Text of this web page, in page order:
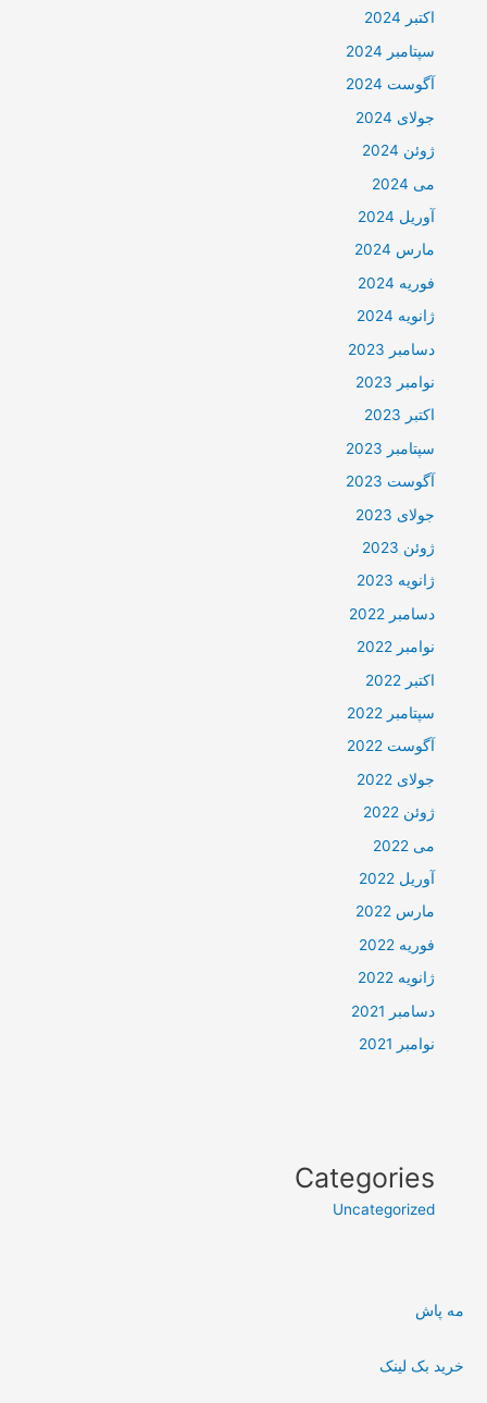
اکتبر 2024
سپتامبر 2024
آگوست 2024
جولای 2024
ژوئن 2024
می 2024
آوریل 2024
مارس 2024
فوریه 2024
ژانویه 2024
دسامبر 2023
نوامبر 2023
اکتبر 2023
سپتامبر 2023
آگوست 2023
جولای 2023
ژوئن 2023
ژانویه 2023
دسامبر 2022
نوامبر 2022
اکتبر 2022
سپتامبر 2022
آگوست 2022
جولای 2022
ژوئن 2022
می 2022
آوریل 2022
مارس 2022
فوریه 2022
ژانویه 2022
دسامبر 2021
نوامبر 2021
Categories
Uncategorized
مه پاش
خرید بک لینک